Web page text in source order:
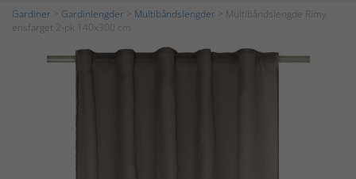
Gardiner Gardinlengder Multibåndslengder > Multibåndslengde Rimy
ensfarget 2-pk 140x300 cm